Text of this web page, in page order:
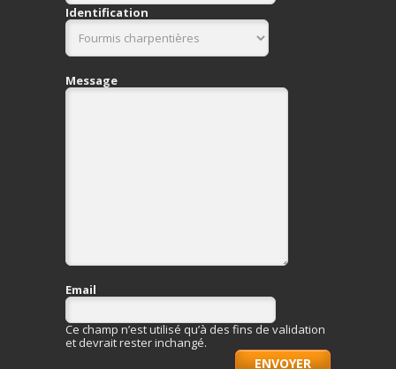
Identification
Message
Email
Ce champ n’est utilisé qu’à des fins de validation
et devrait rester inchangé.